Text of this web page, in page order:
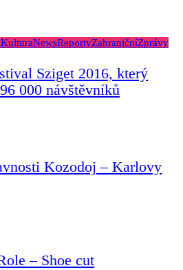
KulturaNewsReportyZahraničníZprávy
Sziget 2016, který
000 návštěvníků
Kozodoj – Karlovy
– Shoe cut